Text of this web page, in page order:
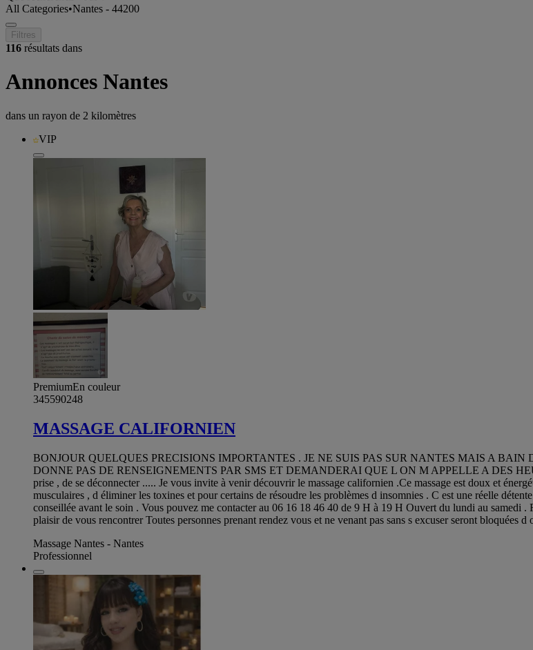
All Categories•Nantes - 44200
Filtres
116 résultats dans
Annonces Nantes
dans un rayon de 2 kilomètres
VIP
PremiumEn couleur
345590248
MASSAGE CALIFORNIEN
BONJOUR QUELQUES PRECISIONS IMPORTANTES . JE NE SUIS PAS SUR NANTES MAIS A
DONNE PAS DE RENSEIGNEMENTS PAR SMS ET DEMANDERAI QUE L ON M APPELLE A DES
prise , de se déconnecter ..... Je vous invite à venir découvrir le massage californien .Ce massage est doux et
musculaires , d éliminer les toxines et pour certains de résoudre les problèmes d insomnies . C est une réelle
conseillée avant le soin . Vous pouvez me contacter au 06 16 18 46 40 de 9 H à 19 H Ouvert du lundi au
plaisir de vous rencontrer Toutes personnes prenant rendez vous et ne venant pas sans s excuser seront
Massage Nantes - Nantes
Professionnel